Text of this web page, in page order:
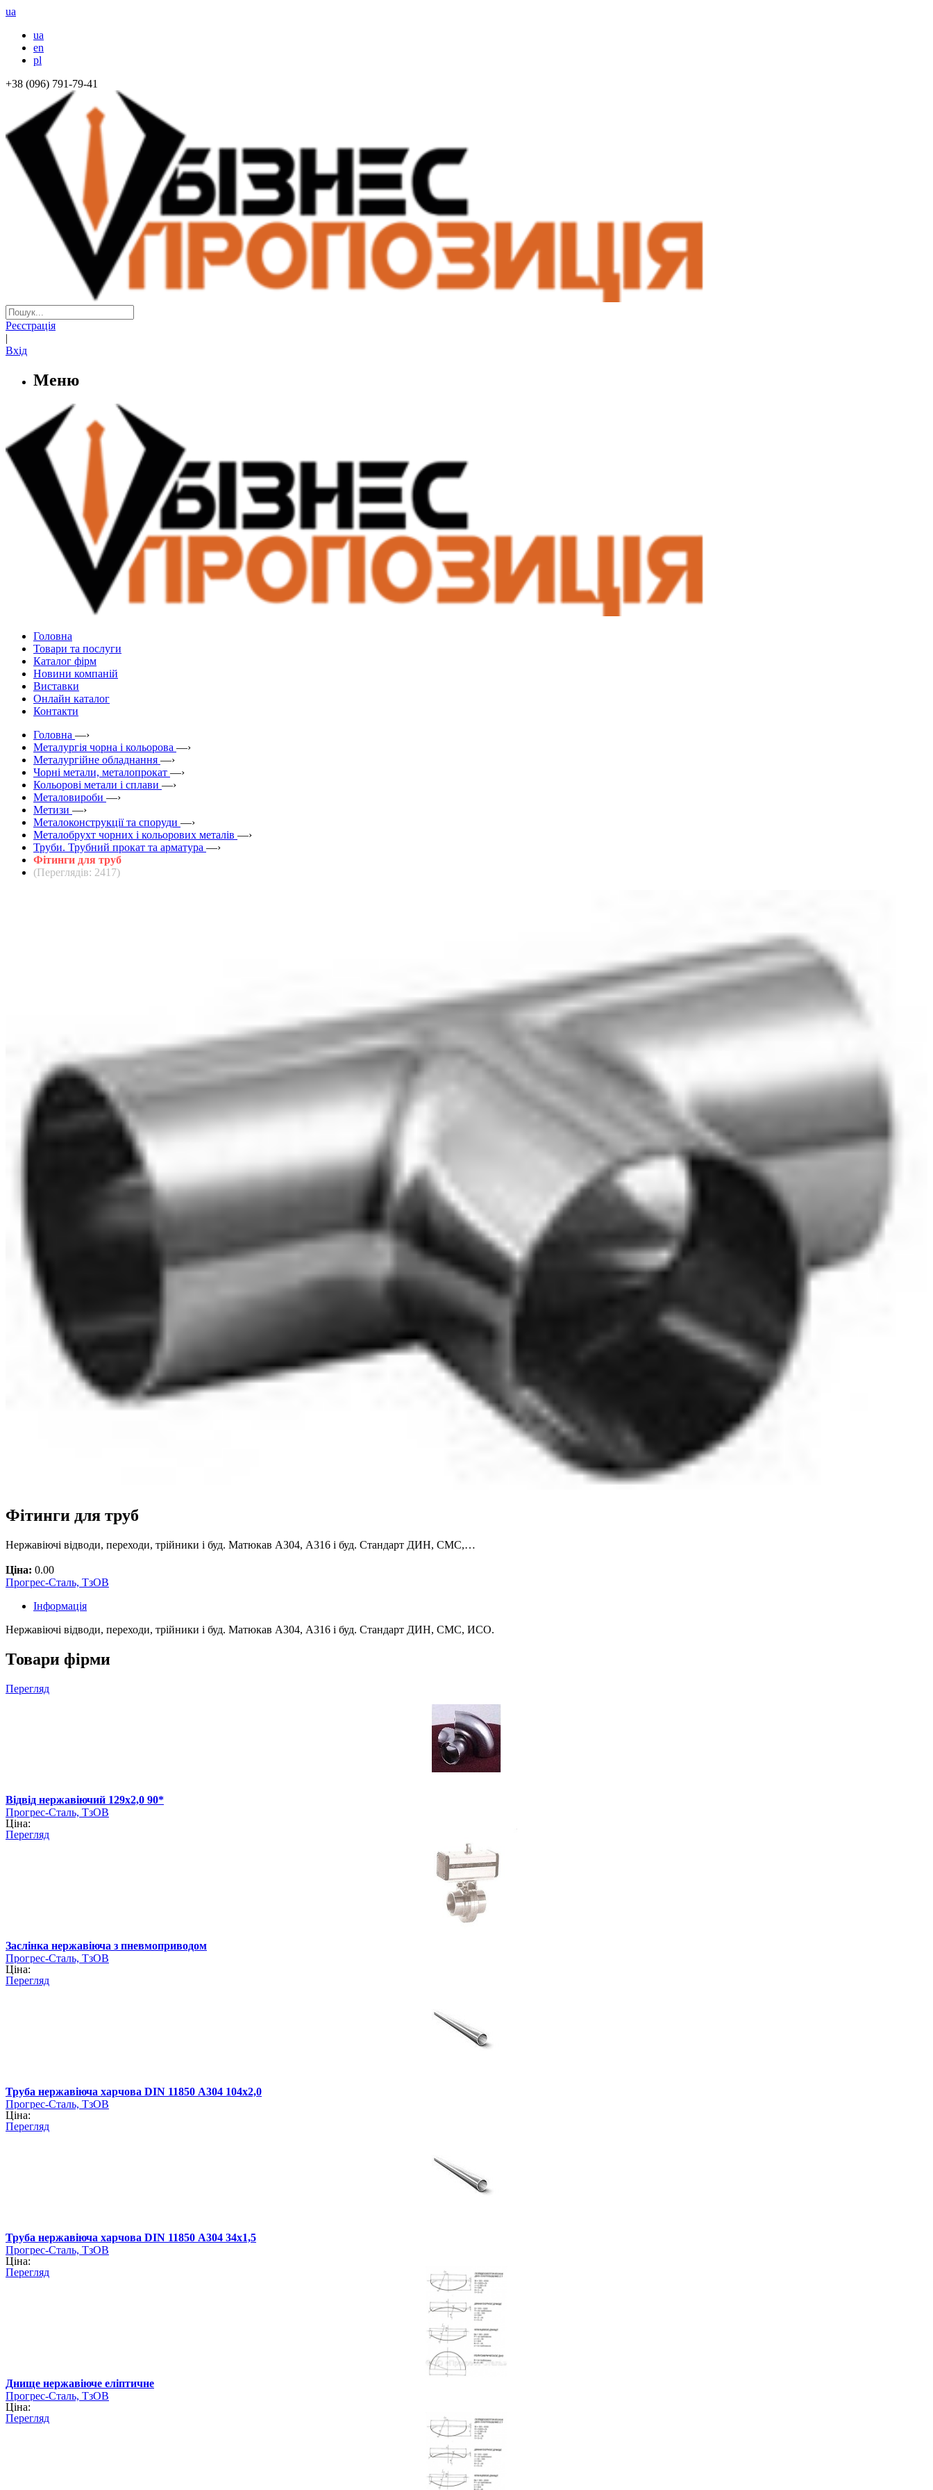
ua
ua
en
pl
+38 (096) 791-79-41
Реєстрація
|
Вхід
Меню
Головна
Товари та послуги
Каталог фірм
Новини компаній
Виставки
Онлайн каталог
Контакти
Головна —›
Металургія чорна і кольорова —›
Металургійне обладнання —›
Чорні метали, металопрокат —›
Кольорові метали і сплави —›
Металовироби —›
Метизи —›
Металоконструкції та споруди —›
Металобрухт чорних і кольорових металів —›
Труби. Трубний прокат та арматура —›
Фітинги для труб
(Переглядів: 2417)
Фітинги для труб
Нержавіючі відводи, переходи, трійники і буд. Матюкав А304, А316 і буд. Стандарт ДИН, СМС,…
Ціна: 0.00
Прогрес-Сталь, ТзОВ
Інформація
Нержавіючі відводи, переходи, трійники і буд. Матюкав А304, А316 і буд. Стандарт ДИН, СМС, ИСО.
Товари фірми
Перегляд
Відвід нержавіючий 129х2,0 90*
Прогрес-Сталь, ТзОВ
Ціна:
Перегляд
Заслінка нержавіюча з пневмоприводом
Прогрес-Сталь, ТзОВ
Ціна:
Перегляд
Труба нержавіюча харчова DIN 11850 А304 104х2,0
Прогрес-Сталь, ТзОВ
Ціна:
Перегляд
Труба нержавіюча харчова DIN 11850 А304 34х1,5
Прогрес-Сталь, ТзОВ
Ціна:
Перегляд
Днище нержавіюче еліптичне
Прогрес-Сталь, ТзОВ
Ціна:
Перегляд